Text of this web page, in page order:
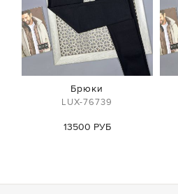
Брюки
LUX-76739
13500 РУБ